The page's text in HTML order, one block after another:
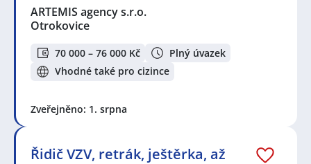
ARTEMIS agency s.r.o.
Otrokovice
70 000 – 76 000 Kč
Plný úvazek
Vhodné také pro cizince
Zveřejněno: 1. srpna
Řidič VZV, retrák, ještěrka, až